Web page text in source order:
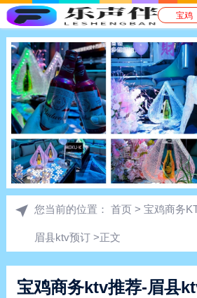
宝鸡
您当前的位置： 首页 > 宝鸡商务
眉县ktv预订 >正文
宝鸡商务ktv推荐-眉县